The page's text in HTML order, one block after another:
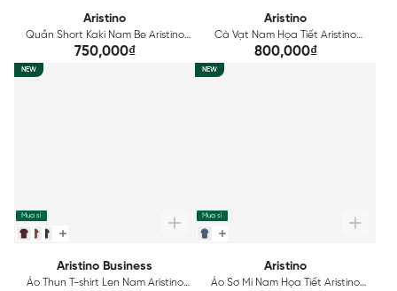
Aristino
Quần Short Kaki Nam Be Aristino
ASO090FAH2
750,000₫
Aristino
Cà Vạt Nam Họa Tiết Aristino
ATI008S0H2
800,000₫
NEW
Mua sỉ
Aristino Business
Áo Thun T-shirt Len Nam Aristino
NEW
Mua sỉ
Aristino
Áo Sơ Mi Nam Họa Tiết Aristino